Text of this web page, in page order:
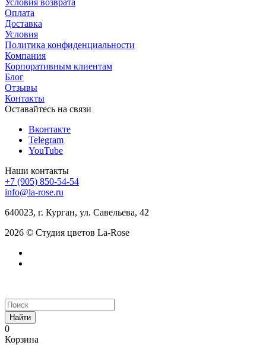
Оплата
Доставка
Условия
Политика конфиденциальности
Компания
Корпоративным клиентам
Блог
Отзывы
Контакты
Оставайтесь на связи
Вконтакте
Telegram
YouTube
Наши контакты
+7 (905) 850-54-54
info@la-rose.ru
640023, г. Курган, ул. Савельева, 42
2026 © Студия цветов La-Rose
Найти
0
Корзина